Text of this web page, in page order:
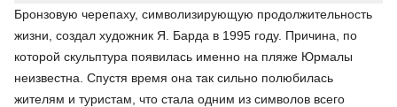
Бронзовую черепаху, символизирующую продолжительность
жизни, создал художник Я. Барда в 1995 году. Причина, по
которой скульптура появилась именно на пляже Юрмалы
неизвестна. Спустя время она так сильно полюбилась
жителям и туристам, что стала одним из символов всего